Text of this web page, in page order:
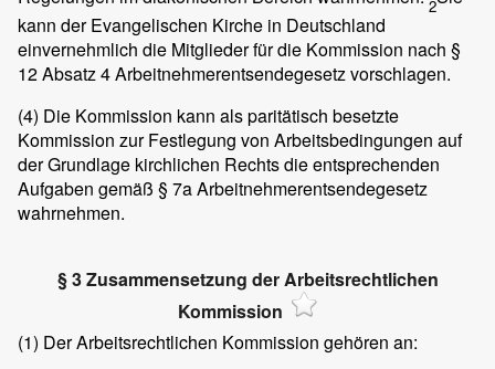
2
kann der Evangelischen Kirche in Deutschland
einvernehmlich die Mitglieder für die Kommission nach §
12 Absatz 4 Arbeitnehmerentsendegesetz vorschlagen.
(4) Die Kommission kann als paritätisch besetzte
Kommission zur Festlegung von Arbeitsbedingungen auf
der Grundlage kirchlichen Rechts die entsprechenden
Aufgaben gemäß § 7a Arbeitnehmerentsendegesetz
wahrnehmen.
§ 3 Zusammensetzung der Arbeitsrechtlichen
Kommission
(1) Der Arbeitsrechtlichen Kommission gehören an: